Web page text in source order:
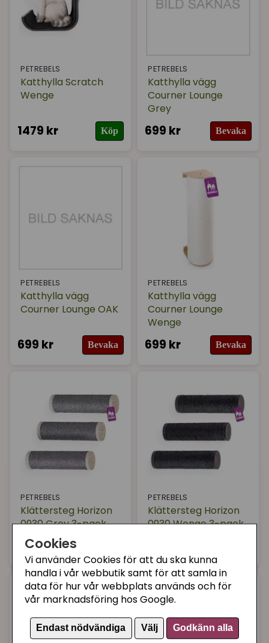
Cookies
Vi använder Cookies för att du ska kunna
handla i vår webbutik samt för att samla in
data för hur vår webbplats används och för
vår marknadsföring hos Google.
Endast nödvändiga Välj Godkänn alla
PETREBELS
Katthylla Scratch
Wenge
1479 kr Köp
PETREBELS
Katthylla vägg
Courner Lounge
Grey
699 kr Bevaka
PETREBELS
Katthylla vägg
Courner Lounge OAK
699 kr Bevaka
PETREBELS
Katthylla vägg
Courner Lounge
Wenge
699 kr Bevaka
PETREBELS
Klättersteg Horizon
0930 Grey 3-pack
759 kr
PETREBELS
Klättersteg Horizon
0930 Wenge 3-pack